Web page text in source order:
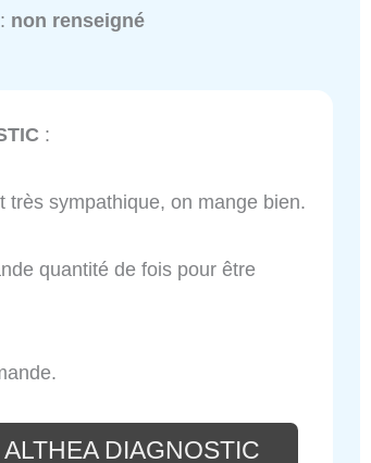
non renseigné
:
très sympathique, on mange bien.
quantité de fois pour être
DIAGNOSTIC